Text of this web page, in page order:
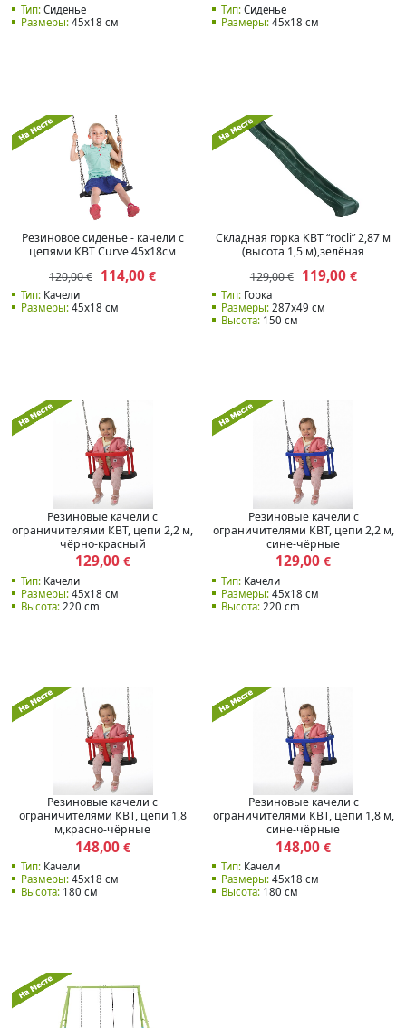
Тип:Сиденье
Размеры:45x18 см
Тип: Сиденье
Размеры: 45x18 см
Резиновое сиденье - качели с
цепями КВТ Curve 45x18см
120,00 € 114,00 €
Тип:Качели
Размеры:45x18 см
Складная горка KBT “rocli” 2,87 м
(высота 1,5 м),зелёная
129,00 €
119,00€
Тип: Горка
Размеры: 287x49 см
Высота: 150 см
Резиновые качели с
ограничителями КВТ, цепи 2,2 м,
чёрно-красный
129,00€
Тип:Качели
Размеры:45x18 см
Высота:220 cm
Резиновые качели с
ограничителями КВТ, цепи 2,2 м,
сине-чёрные
129,00 €
Тип: Качели
Размеры: 45x18 см
Высота: 220 cm
Резиновые качели с
ограничителями КВТ, цепи 1,8
м,красно-чёрные
148,00€
Тип:Качели
Размеры:45x18 см
Высота:180 см
Резиновые качели с
ограничителями КВТ, цепи 1,8 м,
сине-чёрные
148,00 €
Тип: Качели
Размеры: 45x18 см
Высота: 180 см